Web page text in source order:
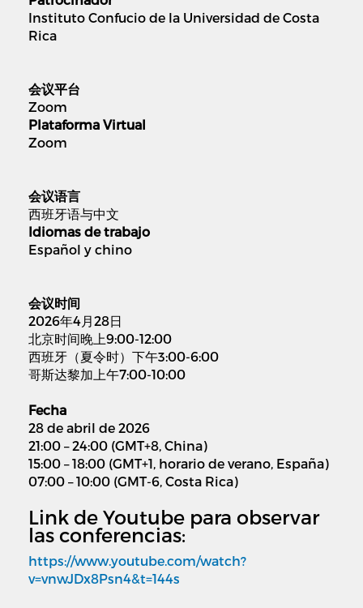
Instituto Confucio de la Universidad de Costa
Rica
会议平台
Zoom
Plataforma Virtual
Zoom
会议语言
西班牙语与中文
Idiomas de trabajo
Español y chino
会议时间
2026年4月28日
北京时间晚上9:00-12:00
西班牙（夏令时）下午3:00-6:00
哥斯达黎加上午7:00-10:00
Fecha
28 de abril de 2026
21:00 – 24:00 (GMT+8, China)
15:00 – 18:00 (GMT+1, horario de verano, España)
07:00 – 10:00 (GMT-6, Costa Rica)
Link de Youtube para observar
las conferencias:
https://www.youtube.com/watch?
v=vnwJDx8Psn4&t=144s